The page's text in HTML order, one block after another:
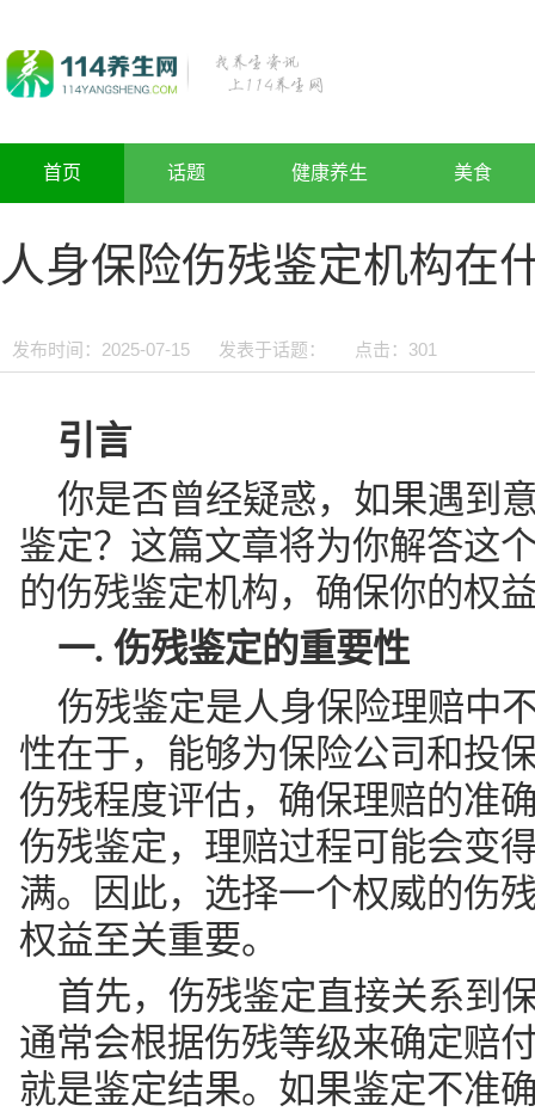
首页 话题 健康养生 美食
人身保险伤残鉴定机构在
发布时间：2025-07-15 发表于话题： 点击： 301
引言
你是否曾经疑惑，如果遇到
鉴定？这篇文章将为你解答这
的伤残鉴定机构，确保你的权
一. 伤残鉴定的重要性
伤残鉴定是人身保险理赔中
性在于，能够为保险公司和投
伤残程度评估，确保理赔的准
伤残鉴定，理赔过程可能会变
满。因此，选择一个权威的伤
权益至关重要。
首先，伤残鉴定直接关系到
通常会根据伤残等级来确定赔
就是鉴定结果。如果鉴定不准